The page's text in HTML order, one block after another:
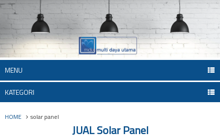
MENU
KATEGORI
HOME solar panel
JUAL Solar Panel